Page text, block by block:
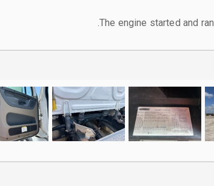
The engine started and ran.